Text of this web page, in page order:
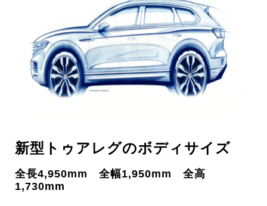
新型トゥアレグのボディサイズ
全長4,950mm 全幅1,950mm 全高
1,730mm